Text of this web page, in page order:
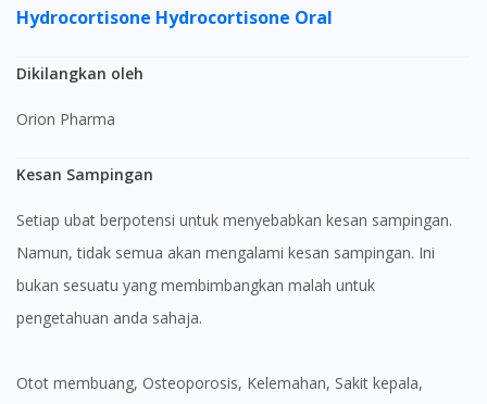
Hydrocortisone Hydrocortisone Oral
Dikilangkan oleh
Orion Pharma
Kesan Sampingan
Setiap ubat berpotensi untuk menyebabkan kesan sampingan.
Namun, tidak semua akan mengalami kesan sampingan. Ini
bukan sesuatu yang membimbangkan malah untuk
pengetahuan anda sahaja.
Otot membuang, Osteoporosis, Kelemahan, Sakit kepala,